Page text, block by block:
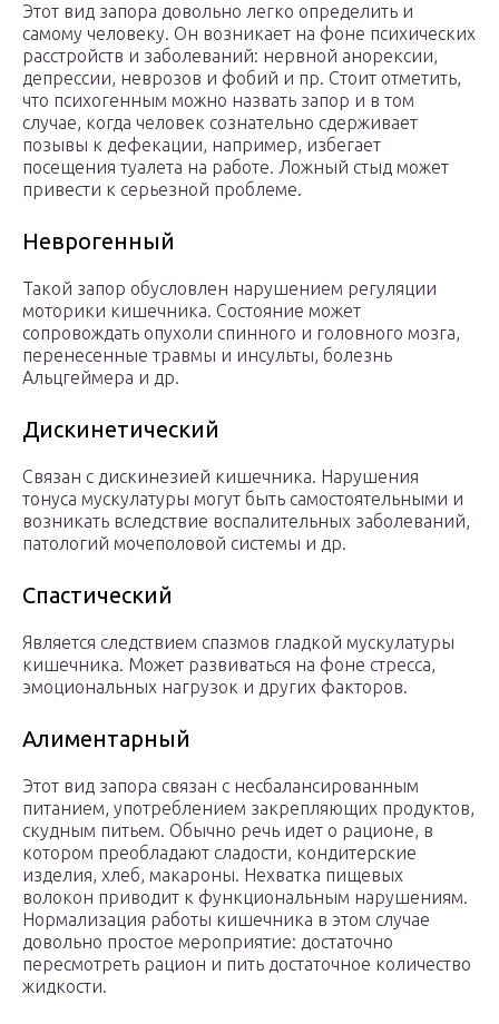
Этот вид запора довольно легко определить и
самому человеку. Он возникает на фоне психических
расстройств и заболеваний: нервной анорексии,
депрессии, неврозов и фобий и пр. Стоит отметить,
что психогенным можно назвать запор и в том
случае, когда человек сознательно сдерживает
позывы к дефекации, например, избегает
посещения туалета на работе. Ложный стыд может
привести к серьезной проблеме.
Неврогенный
Такой запор обусловлен нарушением регуляции
моторики кишечника. Состояние может
сопровождать опухоли спинного и головного мозга,
перенесенные травмы и инсульты, болезнь
Альцгеймера и др.
Дискинетический
Связан с дискинезией кишечника. Нарушения
тонуса мускулатуры могут быть самостоятельными и
возникать вследствие воспалительных заболеваний,
патологий мочеполовой системы и др.
Спастический
Является следствием спазмов гладкой мускулатуры
кишечника. Может развиваться на фоне стресса,
эмоциональных нагрузок и других факторов.
Алиментарный
Этот вид запора связан с несбалансированным
питанием, употреблением закрепляющих продуктов,
скудным питьем. Обычно речь идет о рационе, в
котором преобладают сладости, кондитерские
изделия, хлеб, макароны. Нехватка пищевых
волокон приводит к функциональным нарушениям.
Нормализация работы кишечника в этом случае
довольно простое мероприятие: достаточно
пересмотреть рацион и пить достаточное количество
жидкости.